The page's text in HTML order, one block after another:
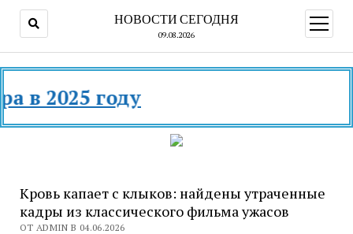
НОВОСТИ СЕГОДНЯ
09.08.2026
меню
году
Кровь капает с клыков: найдены утраченные
кадры из классического фильма ужасов
ОТ ADMIN В 04.06.2026